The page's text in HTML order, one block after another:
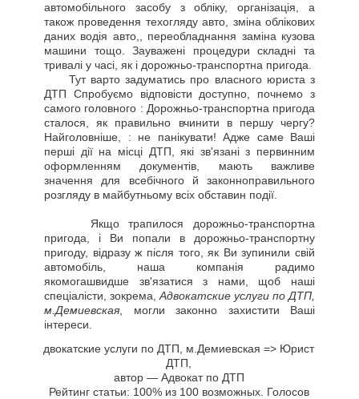
автомобільного засобу з обліку, організація, а
також проведення техогляду авто, зміна облікових
даних водія авто,, переобладнання заміна кузова
машини тощо. Зауважені процедури складні та
тривалі у часі, як і дорожньо-транспортна пригода.
Тут варто задуматись про власного юриста з
ДТП Спробуємо відповісти доступно, почнемо з
самого головного : Дорожньо-транспортна пригода
сталося, як правильно вчинити в першу чергу?
Найголовніше, : не панікувати! Адже саме Ваші
перші дії на місці ДТП, які зв'язані з первинним
оформленням документів, мають важливе
значення для всебічного й законноправильного
розгляду в майбутньому всіх обставин події.
Якщо трапилося дорожньо-транспортна
пригода, і Ви попали в дорожньо-транспортну
пригоду, відразу ж після того, як Ви зупинили свій
автомобіль, наша компанія радимо
якомогашвидше зв'язатися з нами, щоб наші
спеціалісти, зокрема, Адвокатские услуги по ДТП,
м.Демиевская , могли законно захистити Ваші
інтереси.
двокатские услуги по ДТП, м.Демиевская => Юрист
ДТП
автор — Адвокат по ДТП
Рейтинг статьи: 100% из 100возможных. Голосов